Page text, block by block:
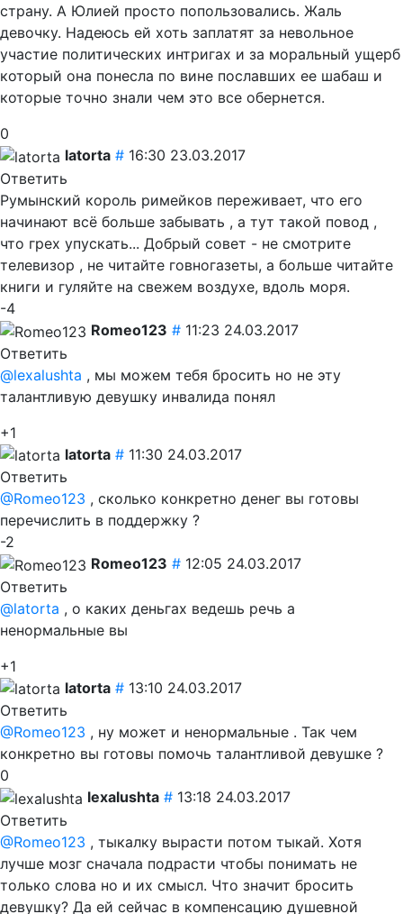
страну. А Юлией просто попользовались. Жаль
девочку. Надеюсь ей хоть заплатят за невольное
участие политических интригах и за моральный ущерб
который она понесла по вине пославших ее шабаш и
которые точно знали чем это все обернется.
0
latorta # 16:30 23.03.2017
Ответить
Румынский король римейков переживает, что его
начинают всё больше забывать , а тут такой повод ,
что грех упускать... Добрый совет - не смотрите
телевизор , не читайте говногазеты, а больше читайте
книги и гуляйте на свежем воздухе, вдоль моря.
-4
Romeo123 # 11:23 24.03.2017
Ответить
@lexalushta , мы можем тебя бросить но не эту
талантливую девушку инвалида понял
+1
latorta # 11:30 24.03.2017
Ответить
@Romeo123 , сколько конкретно денег вы готовы
перечислить в поддержку ?
-2
Romeo123 # 12:05 24.03.2017
Ответить
@latorta , о каких деньгах ведешь речь а
ненормальные вы
+1
latorta # 13:10 24.03.2017
Ответить
@Romeo123 , ну может и ненормальные . Так чем
конкретно вы готовы помочь талантливой девушке ?
0
lexalushta # 13:18 24.03.2017
Ответить
@Romeo123 , тыкалку вырасти потом тыкай. Хотя
лучше мозг сначала подрасти чтобы понимать не
только слова но и их смысл. Что значит бросить
девушку? Да ей сейчас в компенсацию душевной